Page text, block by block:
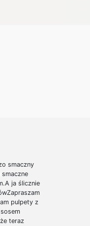
smaczny
ja ślicznie
pulpety z
teraz